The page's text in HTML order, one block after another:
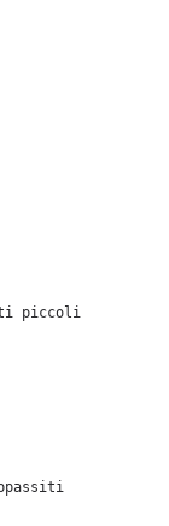
piccoli